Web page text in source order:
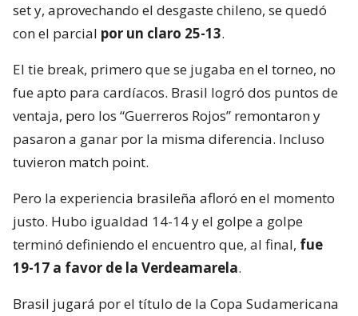
set y, aprovechando el desgaste chileno, se quedó
con el parcial por un claro 25-13.
El tie break, primero que se jugaba en el torneo, no
fue apto para cardíacos. Brasil logró dos puntos de
ventaja, pero los “Guerreros Rojos” remontaron y
pasaron a ganar por la misma diferencia. Incluso
tuvieron match point.
Pero la experiencia brasileña afloró en el momento
justo. Hubo igualdad 14-14 y el golpe a golpe
terminó definiendo el encuentro que, al final, fue
19-17 a favor de la Verdeamarela.
Brasil jugará por el título de la Copa Sudamericana